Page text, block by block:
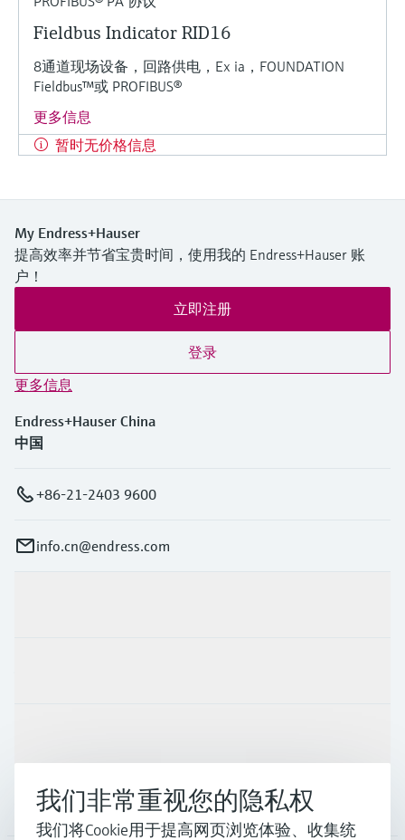
Fieldbus Indicator RID16
8通道现场设备，回路供电，Ex ia，FOUNDATION
Fieldbus™或 PROFIBUS®
更多信息
暂时无价格信息
My Endress+Hauser
提高效率并节省宝贵时间，使用我的 Endress+Hauser 账
户！
立即注册
登录
更多信息
Endress+Hauser China
中国
+86-21-2403 9600
info.cn@endress.com
公司我们非常重视您的隐私权
我们将Cookie用于提高网页浏览体验、收集统